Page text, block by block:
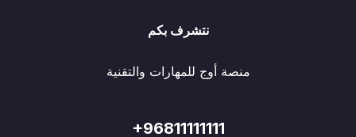
نتشرف بكم
منصة أوج للمهارات والتقنية
+96811111111